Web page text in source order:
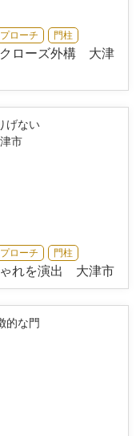
ローチ 門柱
クローズ外構 大津
ローチ 門柱
ゃれを演出 大津市